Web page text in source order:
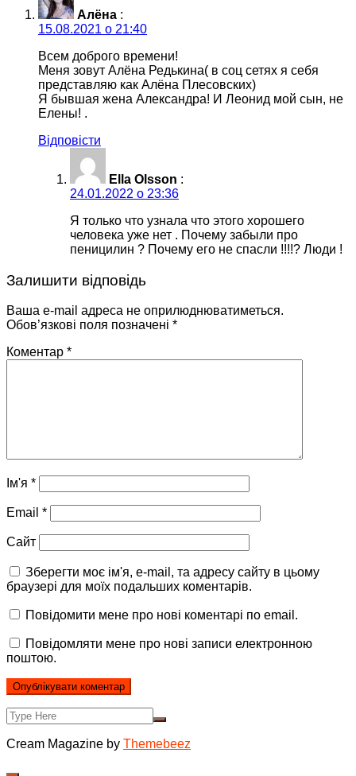
Алёна :
15.08.2021 о 21:40
Всем доброго времени!
Меня зовут Алёна Редькина( в соц сетях я себя
представляю как Алёна Плесовских)
Я бывшая жена Александра! И Леонид мой сын, не
Елены! .
Відповісти
Ella Olsson :
24.01.2022 о 23:36
Я только что узнала что этого хорошего
человека уже нет . Почему забыли про
пеницилин ? Почему его не спасли !!!!? Люди !
Залишити відповідь
Ваша e-mail адреса не оприлюднюватиметься.
Обов’язкові поля позначені *
Коментар *
Ім'я *
Email *
Сайт
Зберегти моє ім'я, e-mail, та адресу сайту в цьому
браузері для моїх подальших коментарів.
Повідомити мене про нові коментарі по email.
Повідомляти мене про нові записи електронною
поштою.
Cream Magazine by Themebeez